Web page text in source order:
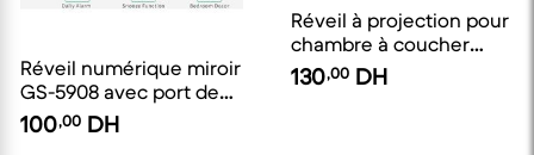
Réveil numérique miroir
GS-5908 avec port de
charge USB, fonction
snooze, affichage de la
100,00 DH
Réveil à projection pour
chambre à coucher
avec port de charge
USB, fonction snooze,
130,00 DH